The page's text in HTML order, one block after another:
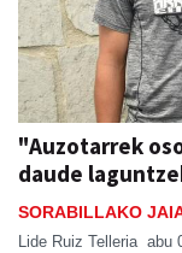
"Auzotarrek
daude
SORABILLAKO
Lide Ruiz Telleria abu